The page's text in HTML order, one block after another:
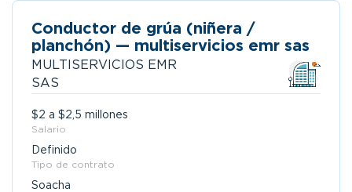
Conductor de grúa (niñera /
planchón) — multiservicios emr sas
MULTISERVICIOS EMR
SAS
$2 a $2,5 millones
Salario
Definido
Tipo de contrato
Soacha